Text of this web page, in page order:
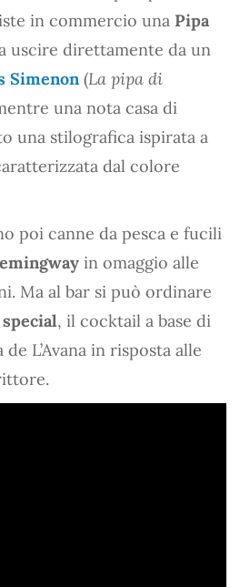
in commercio una Pipa
uscire direttamente da un
Simenon(La pipa di
una nota casa di
una stilografica ispirata a
dal colore
poi canne da pesca e fucili
in omaggio alle
Ma al bar si può ordinare
, il cocktail a base di
L’Avana in risposta alle